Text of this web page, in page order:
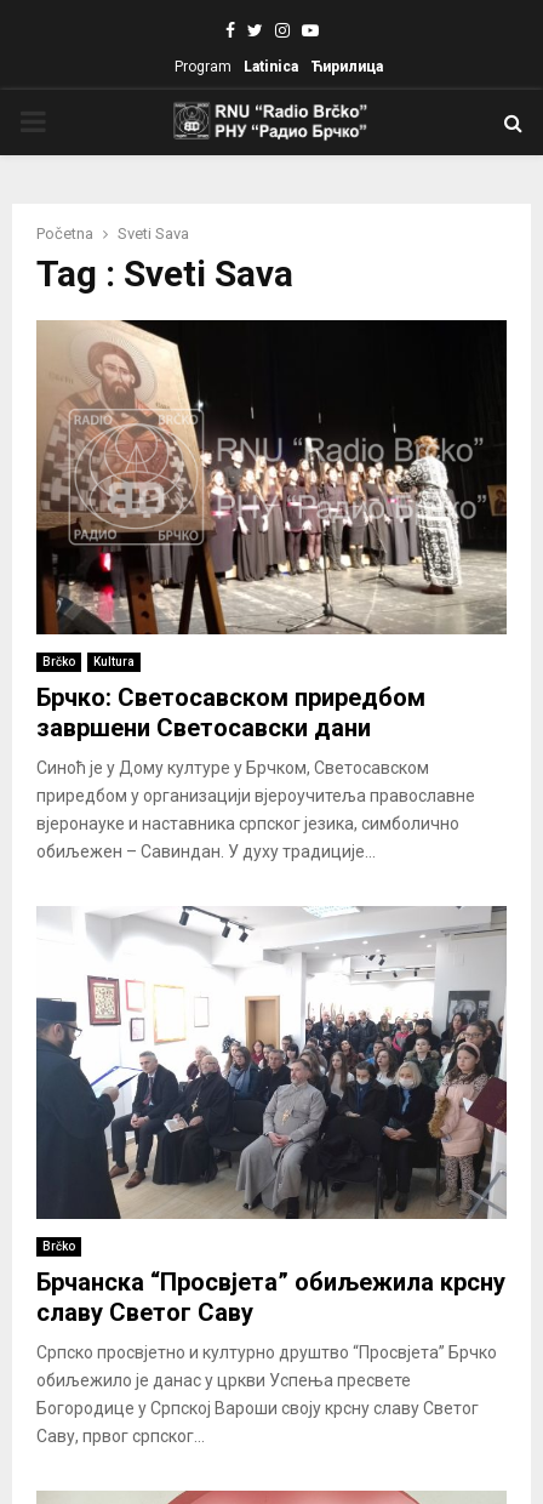
Facebook
TwitterInstagram
Youtube
Program Latinica Ћирилица
Početna Sveti Sava
Tag : Sveti Sava
Brčko Kultura
Брчко: Светосавском приредбом
завршени Светосавски дани
Синоћ је у Дому културе у Брчком, Светосавском
приредбом у организацији вјероучитеља православне
вјеронауке и наставника српског језика, симболично
обиљежен – Савиндан. У духу традиције...
Brčko
Брчанска “Просвјета” обиљежила крсну
славу Светог Саву
Српско просвјетно и културно друштво “Просвјета” Брчко
обиљежило је данас у цркви Успења пресвете
Богородице у Српској Вароши своју крсну славу Светог
Саву, првог српског...